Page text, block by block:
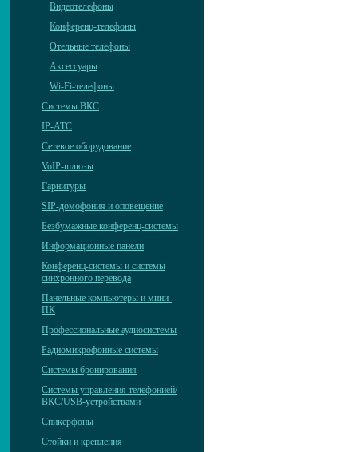
Видеотелефоны
Конференц-телефоны
Отельные телефоны
Аксессуары
Wi-Fi-телефоны
Системы ВКС
IP-АТС
Сетевое оборудование
VoIP-шлюзы
Гарнитуры
SIP-домофония и оповещение
Безбумажные конференц-системы
Информационные панели
Конференц-системы и системы
синхронного перевода
Панельные компьютеры и мини-
ПК
Профессиональные аудиосистемы
Радиомикрофонные системы
Системы бронирования
Системы управления телефонией/
ВКС/USB-устройствами
Спикерфоны
Стойки и крепления